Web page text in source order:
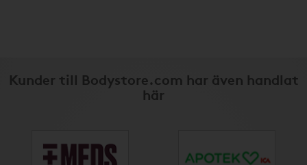
Kunder till Bodystore.com har även handlat
här